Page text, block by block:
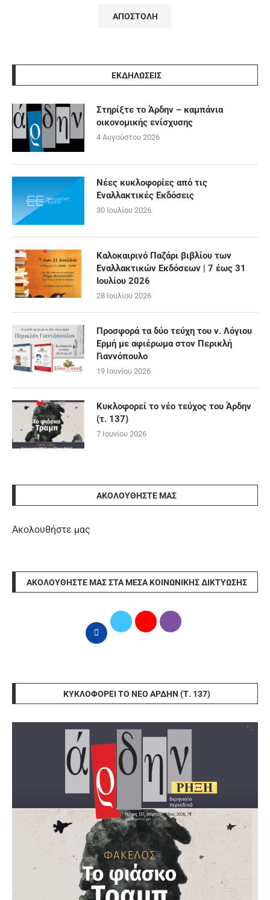
ΕΚΔΗΛΩΣΕΙΣ
Στηρίξτε το Άρδην – καμπάνια
οικονομικής ενίσχυσης
4 Αυγούστου 2026
Νέες κυκλοφορίες από τις
Εναλλακτικές Εκδόσεις
30 Ιουλίου 2026
Καλοκαιρινό Παζάρι βιβλίου των
Εναλλακτικών Εκδόσεων | 7 έως 31
Ιουλίου 2026
28 Ιουλίου 2026
Προσφορά τα δύο τεύχη του ν. Λόγιου
Ερμή με αφιέρωμα στον Περικλή
Γιαννόπουλο
19 Ιουνίου 2026
Κυκλοφορεί το νέο τεύχος του Άρδην
(τ. 137)
7 Ιουνίου 2026
ΑΚΟΛΟΥΘΉΣΤΕ ΜΑΣ
Ακολουθήστε μας
ΑΚΟΛΟΥΘΉΣΤΕ ΜΑΣ ΣΤΑ ΜΈΣΑ ΚΟΙΝΩΝΙΚΉΣ ΔΙΚΤΎΩΣΗΣ
ΚΥΚΛΟΦΟΡΕΊ ΤΟ ΝΈΟ ΆΡΔΗΝ (Τ. 137)